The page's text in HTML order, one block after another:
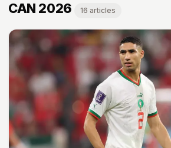
CAN 2026 16 articles